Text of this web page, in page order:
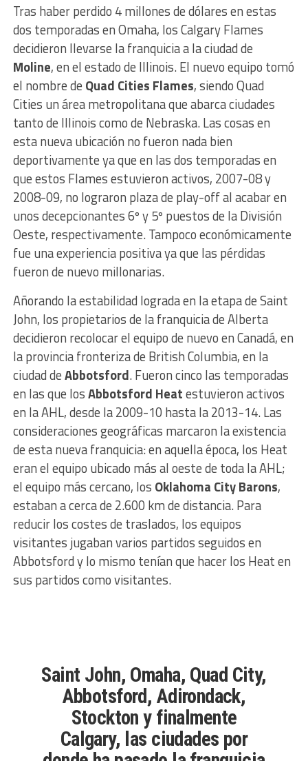
Tras haber perdido 4 millones de dólares en estas
dos temporadas en Omaha, los Calgary Flames
decidieron llevarse la franquicia a la ciudad de
Moline, en el estado de Illinois. El nuevo equipo tomó
el nombre de Quad Cities Flames, siendo Quad
Cities un área metropolitana que abarca ciudades
tanto de Illinois como de Nebraska. Las cosas en
esta nueva ubicación no fueron nada bien
deportivamente ya que en las dos temporadas en
que estos Flames estuvieron activos, 2007-08 y
2008-09, no lograron plaza de play-off al acabar en
unos decepcionantes 6º y 5º puestos de la División
Oeste, respectivamente. Tampoco económicamente
fue una experiencia positiva ya que las pérdidas
fueron de nuevo millonarias.
Añorando la estabilidad lograda en la etapa de Saint
John, los propietarios de la franquicia de Alberta
decidieron recolocar el equipo de nuevo en Canadá, en
la provincia fronteriza de British Columbia, en la
ciudad deAbbotsford. Fueron cinco las temporadas
en las que losAbbotsford Heatestuvieron activos
en la AHL, desde la 2009-10 hasta la 2013-14. Las
consideraciones geográficas marcaron la existencia
de esta nueva franquicia: en aquella época, los Heat
eran el equipo ubicado más al oeste de toda la AHL;
el equipo más cercano, los Oklahoma City Barons,
estaban a cerca de 2.600 km de distancia. Para
reducir los costes de traslados, los equipos
visitantes jugaban varios partidos seguidos en
Abbotsford y lo mismo tenían que hacer los Heat en
sus partidos como visitantes.
Saint John, Omaha, Quad City,
Abbotsford, Adirondack,
Stockton y finalmente
Calgary, las ciudades por